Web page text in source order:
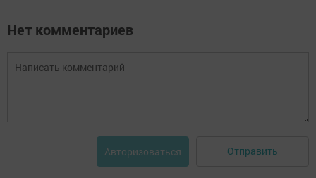
Нет комментариев
Авторизоваться Отправить